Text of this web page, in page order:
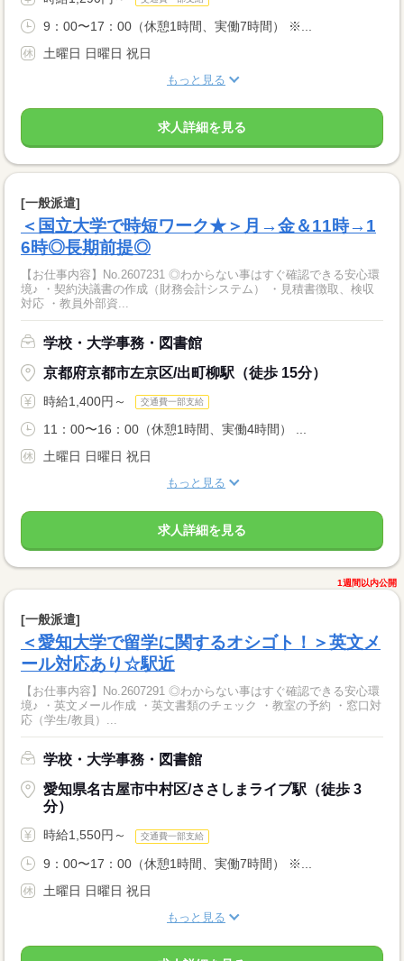
9：00〜17：00（休憩1時間、実働7時間） ※...
土曜日 日曜日 祝日
もっと見る
求人詳細を見る
[一般派遣]
＜国立大学で時短ワーク★＞月→金＆11時→1
6時◎長期前提◎
【お仕事内容】No.2607231 ◎わからない事はすぐ確認できる安心環
境♪ ・契約決議書の作成（財務会計システム） ・見積書徴取、検収
対応 ・教員外部資...
学校・大学事務・図書館
京都府京都市左京区/出町柳駅（徒歩 15分）
時給1,400円～ 交通費一部支給
11：00〜16：00（休憩1時間、実働4時間） ...
土曜日 日曜日 祝日
もっと見る
求人詳細を見る
1週間以内公開
[一般派遣]
＜愛知大学で留学に関するオシゴト！＞英文メ
ール対応あり☆駅近
【お仕事内容】No.2607291 ◎わからない事はすぐ確認できる安心環
境♪ ・英文メール作成 ・英文書類のチェック ・教室の予約 ・窓口対
応（学生/教員）...
学校・大学事務・図書館
愛知県名古屋市中村区/ささしまライブ駅（徒歩 3
分）
時給1,550円～ 交通費一部支給
9：00〜17：00（休憩1時間、実働7時間） ※...
土曜日 日曜日 祝日
もっと見る